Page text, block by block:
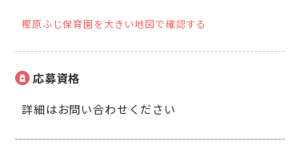
樫原ふじ保育園を大きい地図で確認する
応募資格
詳細はお問い合わせください